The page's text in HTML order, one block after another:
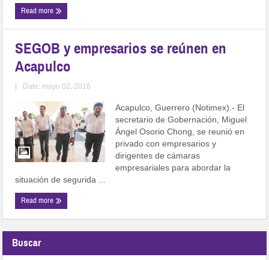
Read more
SEGOB y empresarios se reúnen en
Acapulco
Date: mayo 02, 2016
Acapulco, Guerrero (Notimex).- El
secretario de Gobernación, Miguel
Ángel Osorio Chong, se reunió en
privado con empresarios y
dirigentes de cámaras
empresariales para abordar la
situación de segurida ...
Read more
Buscar